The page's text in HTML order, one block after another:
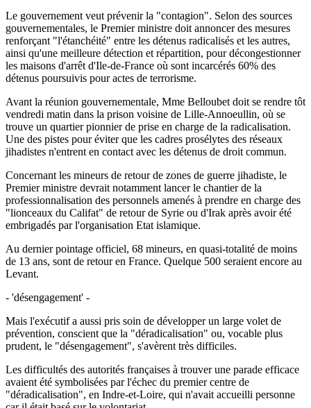
Le gouvernement veut prévenir la "contagion". Selon des sources
gouvernementales, le Premier ministre doit annoncer des mesures
renforçant "l'étanchéité" entre les détenus radicalisés et les autres,
ainsi qu'une meilleure détection et répartition, pour décongestionner
les maisons d'arrêt d'Ile-de-France où sont incarcérés 60% des
détenus poursuivis pour actes de terrorisme.
Avant la réunion gouvernementale, Mme Belloubet doit se rendre tôt
vendredi matin dans la prison voisine de Lille-Annoeullin, où se
trouve un quartier pionnier de prise en charge de la radicalisation.
Une des pistes pour éviter que les cadres prosélytes des réseaux
jihadistes n'entrent en contact avec les détenus de droit commun.
Concernant les mineurs de retour de zones de guerre jihadiste, le
Premier ministre devrait notamment lancer le chantier de la
professionnalisation des personnels amenés à prendre en charge des
"lionceaux du Califat" de retour de Syrie ou d'Irak après avoir été
embrigadés par l'organisation Etat islamique.
Au dernier pointage officiel, 68 mineurs, en quasi-totalité de moins
de 13 ans, sont de retour en France. Quelque 500 seraient encore au
Levant.
- 'désengagement' -
Mais l'exécutif a aussi pris soin de développer un large volet de
prévention, conscient que la "déradicalisation" ou, vocable plus
prudent, le "désengagement", s'avèrent très difficiles.
Les difficultés des autorités françaises à trouver une parade efficace
avaient été symbolisées par l'échec du premier centre de
"déradicalisation", en Indre-et-Loire, qui n'avait accueilli personne